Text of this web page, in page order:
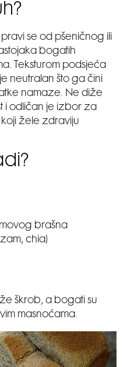
se od pšeničnog ili
bogatih
Teksturom podsjeća
neutralan što ga čini
namaze. Ne diže
i odličan je izbor za
žele zdraviju
brašna
chia)
škrob, a bogati su
masnoćama.